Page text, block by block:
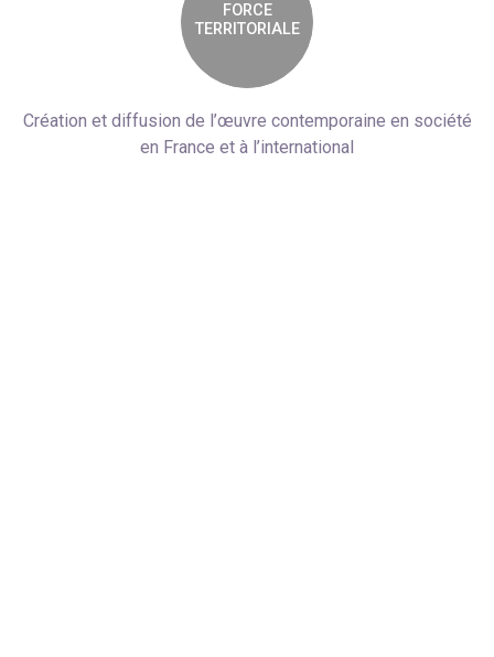
FORCE
TERRITORIALE
Création et diffusion de l’œuvre contemporaine en société
en France et à l’international